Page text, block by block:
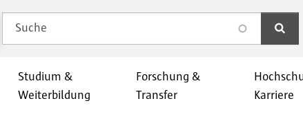
Suche
search
Studium &
Weiterbildung
Forschung &
Transfer
Karriere